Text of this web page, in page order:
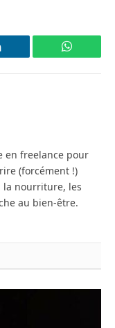
en freelance pour
(forcément !)
la nourriture, les
au bien-être.